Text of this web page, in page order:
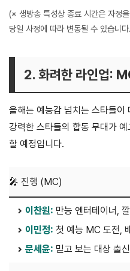
(※ 생방송 특성상 종료 시간은 자정
당일 사정에 따라 변동될 수 있습니
2. 화려한 라인업:
올해는 예능감 넘치는 스타들이
강력한 스타들의 합동 무대가
할 예정입니다.
🎤 진행 (MC)
이찬원: 만능 엔터테이너,
이민정: 첫 예능 MC 도전,
문세윤: 믿고 보는 대상 출